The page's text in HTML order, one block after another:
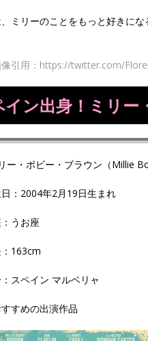
ミリーのことをもっと好きに
像引用：https://twitter.com/
イン出身！ミリ
ー・ボビー・ブラウン（Millie
：2004年2月19日生まれ
うお座
163cm
スペイン マルベリャ
すめの出演作品